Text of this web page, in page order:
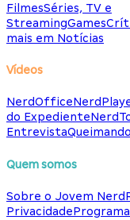
FilmesSéries, TV e
StreamingGames
mais em Notícias
Vídeos
NerdOffice
do Expediente
Entrevista
Quem somos
Sobre o Jovem Nerd
Privacidade